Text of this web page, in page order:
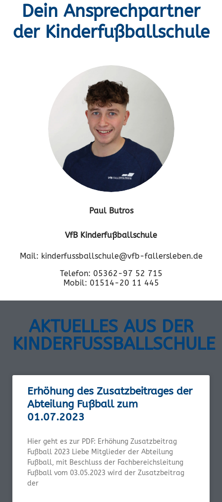
Dein Ansprechpartner
der Kinderfußballschule
Paul Butros
VfB Kinderfußballschule
Mail: kinderfussballschule@vfb-fallersleben.de
Telefon: 05362-97 52 715
Mobil: 01514-20 11 445
AKTUELLES AUS DER
KINDERFUSSBALLSCHULE
Erhöhung des Zusatzbeitrages der
Abteilung Fußball zum
01.07.2023
Hier geht es zur PDF: Erhöhung Zusatzbeitrag
Fußball 2023 Liebe Mitglieder der Abteilung
Fußball, mit Beschluss der Fachbereichsleitung
Fußball vom 03.05.2023 wird der Zusatzbeitrag
der